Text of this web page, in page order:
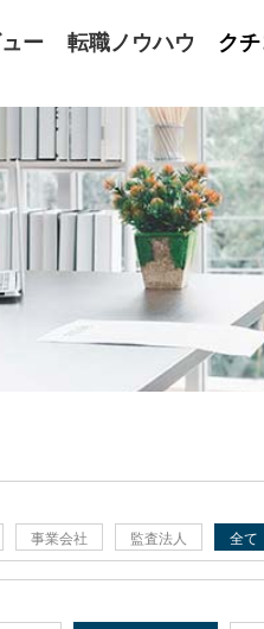
ー 転職ノウハウ ク
事業会社 監査法人 全て